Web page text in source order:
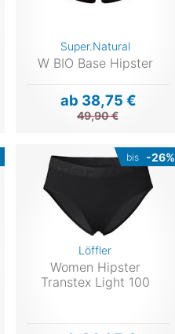
Super.Natural
W BIO Base Hipster
ab 38,75 €
49,90 €
bis -26%
Löffler
Women Hipster
Transtex Light 100